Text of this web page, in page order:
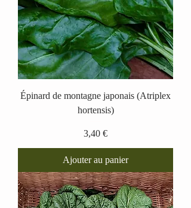
Épinard de montagne japonais (Atriplex
hortensis)
Prix
3,40 €
Ajouter au panier